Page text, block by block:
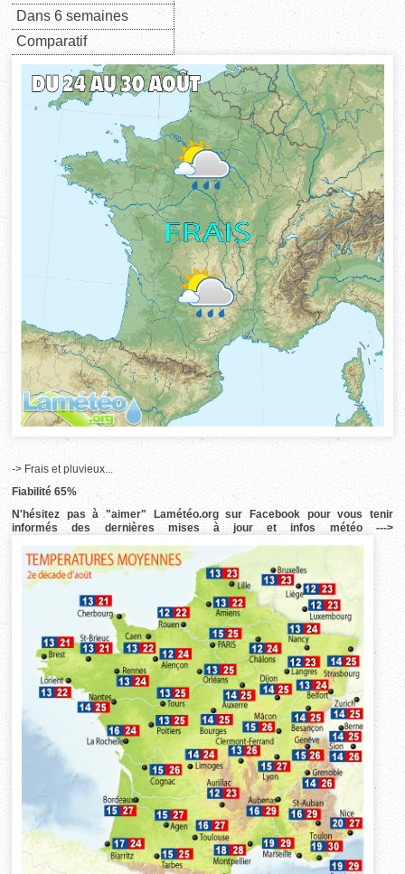
Dans 6 semaines
Comparatif
-> Frais et pluvieux...
Fiabilité 65%
N'hésitez pas à "aimer" Lamétéo.org sur Facebook pour vous tenir
informés des dernières mises à jour et infos météo --->